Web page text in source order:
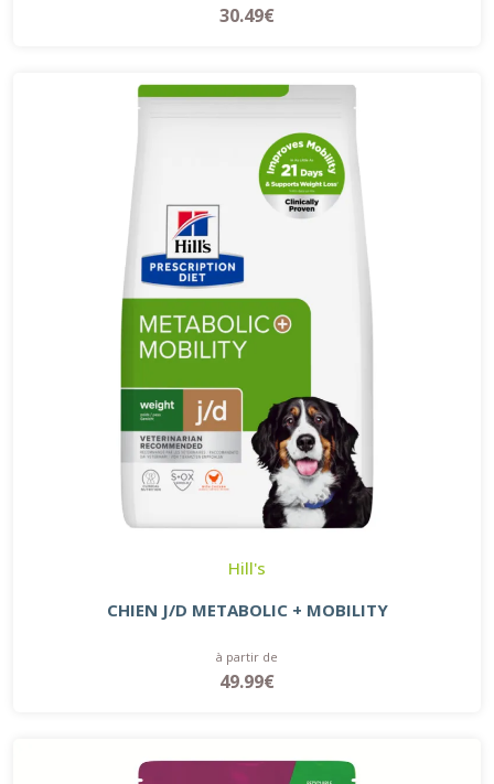
30.49€
Hill's
CHIEN J/D METABOLIC + MOBILITY
à partir de
49.99€